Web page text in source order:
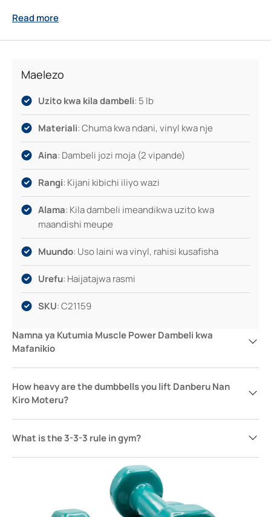
kimemfunikwa na vinyl rahisi kusafisha na isiyoteleza.
kujenga utaratibu wa mazoezi, bidhaa hii inalenga kuwapa
wateja uhakika wa matokeo bora bila kusita.
Read more
Maelezo
Uzito kwa kila dambeli: 5 lb
Materiali: Chuma kwa ndani, vinyl kwa nje
Aina: Dambeli jozi moja (2 vipande)
Rangi: Kijani kibichi iliyo wazi
Alama: Kila dambeli imeandikwa uzito kwa
maandishi meupe
Muundo: Uso laini wa vinyl, rahisi kusafisha
Urefu: Haijatajwa rasmi
SKU: C21159
Namna ya Kutumia Muscle Power Dambeli kwa
Mafanikio
How heavy are the dumbbells you lift Danberu Nan
Kiro Moteru?
What is the 3-3-3 rule in gym?